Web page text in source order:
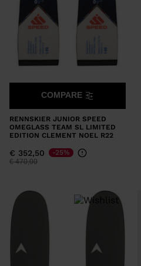
RENNSKIER JUNIOR SPEED
OMEGLASS TEAM SL LIMITED
EDITION CLEMENT NOEL R22
€ 352,50
Preis reduziert von
€ 470,00auf
-25%
COMPARE